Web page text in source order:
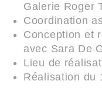
Galerie Roger
Coordination
Conception et
avec Sara De
Lieu de
Réalisation du